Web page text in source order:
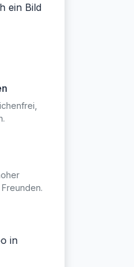
ein Bild
in